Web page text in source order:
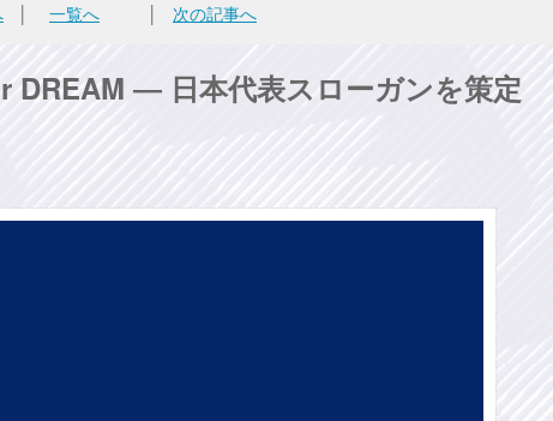
一覧へ 次の記事へ
DREAM ― 日本代表スローガンを策定